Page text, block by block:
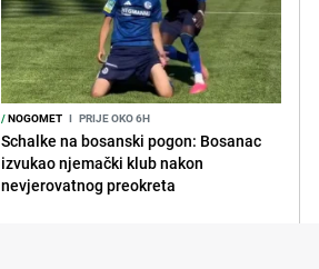
/NOGOMET I PRIJE OKO 6H
Schalke na bosanski pogon: Bosanac
izvukao njemački klub nakon
nevjerovatnog preokreta